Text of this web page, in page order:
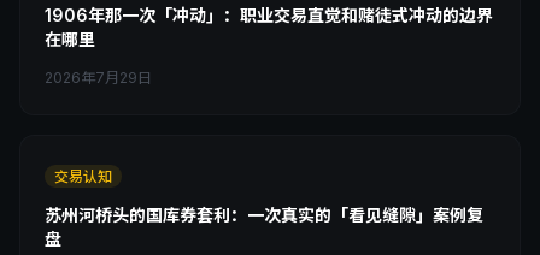
1906年那一次「冲动」：职业交易直觉和赌徒式冲动的边界
在哪里
2026年7月29日
交易认知
苏州河桥头的国库券套利：一次真实的「看见缝隙」案例复
盘